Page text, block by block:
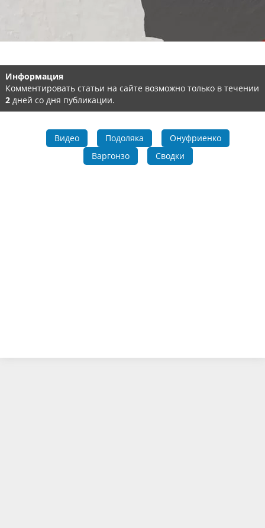
Информация
Комментировать статьи на сайте возможно только в течении
2 дней со дня публикации.
Видео Подоляка
Онуфриенко
Варгонзо
Сводки